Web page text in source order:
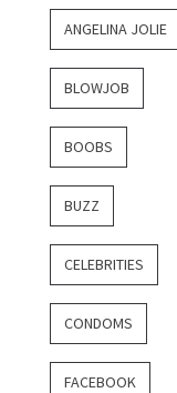
ANGELINA JOLIE
BLOWJOB
BOOBS
BUZZ
CELEBRITIES
CONDOMS
FACEBOOK